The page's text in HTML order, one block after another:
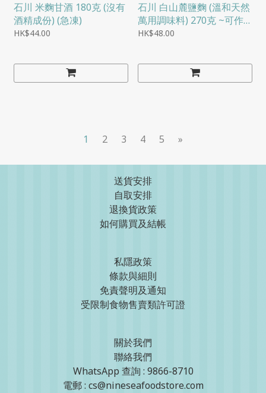
石川 米麴甘酒 180克 (沒有
酒精成份) (急凍)
HK$44.00
石川 白山麓鹽麴 (溫和天然
萬用調味料) 270克 ~可作
為鹽的代替品 能賦予食材
HK$48.00
1 2 3 4 5 »
送貨安排
自取安排
退換貨政策
如何購買及結帳
私隱政策
條款與細則
免責聲明及通知
受限制食物售賣類許可證
關於我們
聯絡我們
WhatsApp 查詢 : 9866-8710
電郵 : cs@nineseafoodstore.com